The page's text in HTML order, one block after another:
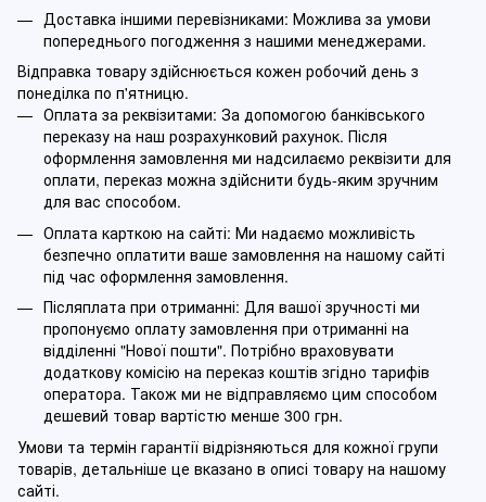
Доставка іншими перевізниками: Можлива за умови
попереднього погодження з нашими менеджерами.
Відправка товару здійснюється кожен робочий день з
понеділка по п'ятницю.
Оплата за реквізитами: За допомогою банківського
переказу на наш розрахунковий рахунок. Після
оформлення замовлення ми надсилаємо реквізити для
оплати, переказ можна здійснити будь-яким зручним
для вас способом.
Оплата карткою на сайті: Ми надаємо можливість
безпечно оплатити ваше замовлення на нашому сайті
під час оформлення замовлення.
Післяплата при отриманні: Для вашої зручності ми
пропонуємо оплату замовлення при отриманні на
відділенні "Нової пошти". Потрібно враховувати
додаткову комісію на переказ коштів згідно тарифів
оператора. Також ми не відправляємо цим способом
дешевий товар вартістю менше 300 грн.
Умови та термін гарантії відрізняються для кожної групи
товарів, детальніше це вказано в описі товару на нашому
сайті.